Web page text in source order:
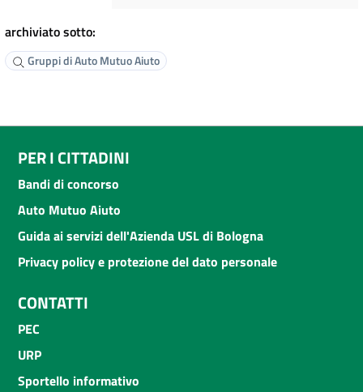
archiviato sotto:
Gruppi di Auto Mutuo Aiuto
PER I CITTADINI
Bandi di concorso
Auto Mutuo Aiuto
Guida ai servizi dell'Azienda USL di Bologna
Privacy policy e protezione del dato personale
CONTATTI
PEC
URP
Sportello informativo